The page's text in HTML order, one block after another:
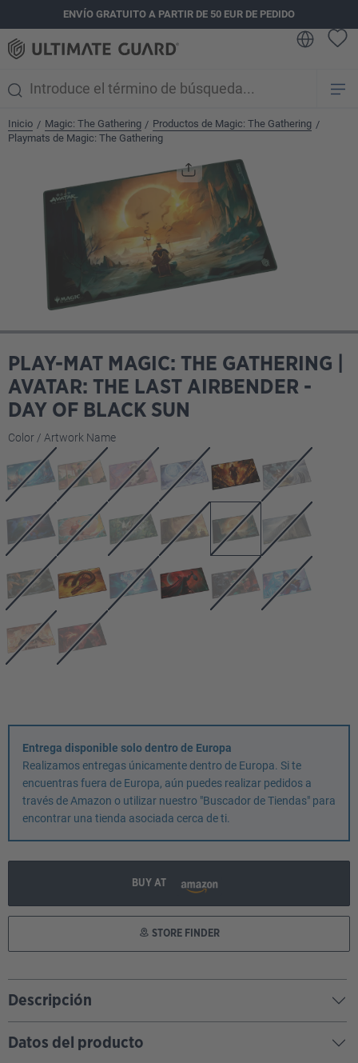
principalENVÍO GRATUITO A PARTIR DE 50 EUR DE PEDIDO
Inicio / Magic: The Gathering / Productos de Magic: The Gathering /
Playmats de Magic: The Gathering
PLAY-MAT MAGIC: THE GATHERING |
AVATAR: THE LAST AIRBENDER -
DAY OF BLACK SUN
Seleccione
Color / Artwork Name
Entrega disponible solo dentro de Europa
Realizamos entregas únicamente dentro de Europa. Si te
encuentras fuera de Europa, aún puedes realizar pedidos a
través de Amazon o utilizar nuestro "Buscador de Tiendas" para
encontrar una tienda asociada cerca de ti.
BUY AT
STORE FINDER
Descripción
Datos del producto